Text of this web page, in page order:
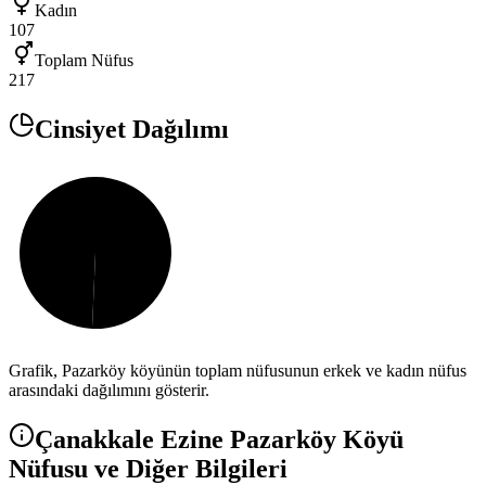
Kadın
107
Toplam Nüfus
217
Cinsiyet Dağılımı
Grafik, Pazarköy köyünün toplam nüfusunun erkek ve kadın nüfus
arasındaki dağılımını gösterir.
Çanakkale Ezine Pazarköy Köyü
Nüfusu ve Diğer Bilgileri